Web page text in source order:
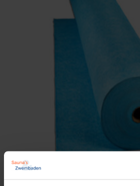
afmetingen
Voordelen van dit
Bescherming tegen
scheuren of slijtage van de
Isolerende werking:
beperkt